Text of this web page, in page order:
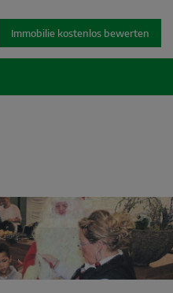
Immobilie kostenlos bewerten